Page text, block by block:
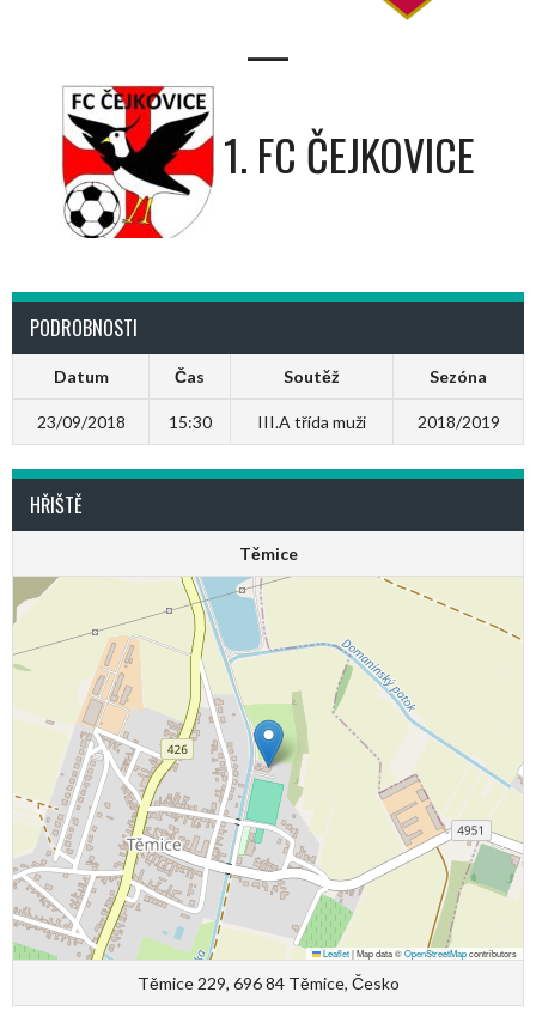
—
1. FC ČEJKOVICE
PODROBNOSTI
Datum Čas Soutěž Sezóna
23/09/2018 15:30 III.A třída muži 2018/2019
HŘIŠTĚ
Těmice
Leaflet|Map data ©OpenStreetMapcontributors
Těmice 229, 696 84 Těmice, Česko